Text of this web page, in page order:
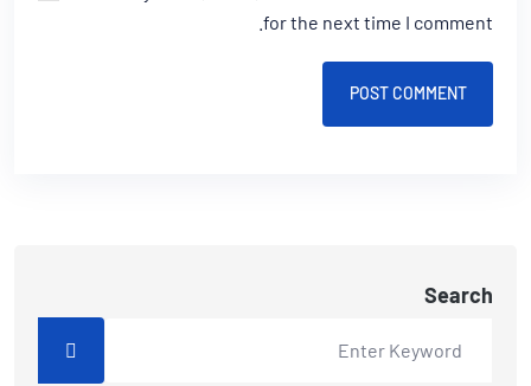
for the next time I comment.
POST COMMENT
Search